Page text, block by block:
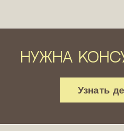
Нужна
Узнать